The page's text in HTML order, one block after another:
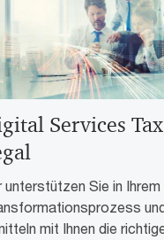
Services
unterstützen Sie in Ihrem
mit Ihnen die